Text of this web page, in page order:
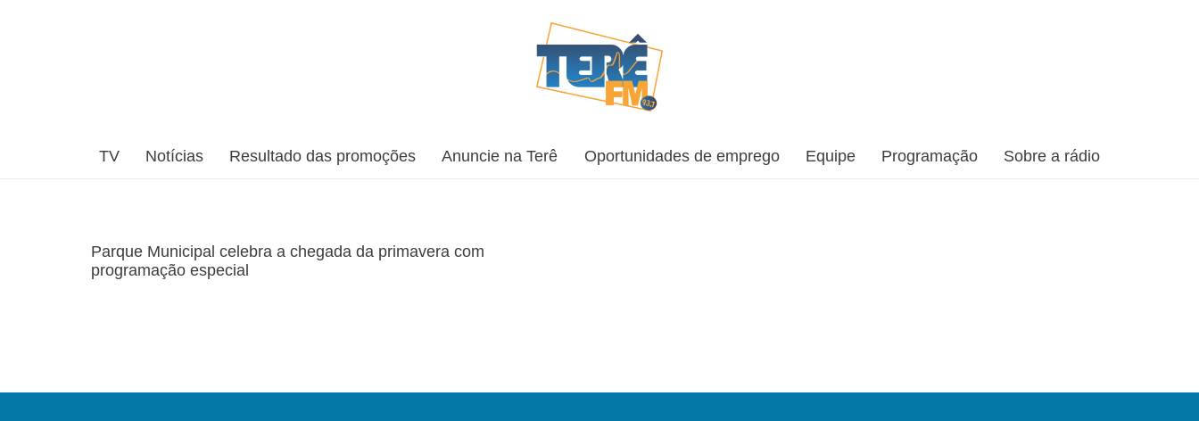
TV Notícias Resultado das promoções Anuncie na Terê Oportunidades de emprego Equipe Programação Sobre a rádio
Parque Municipal celebra a chegada da primavera com
programação especial